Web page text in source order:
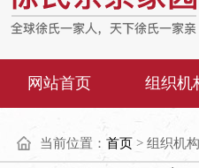
网站首页 组织机
当前位置： 首页 > 组织机